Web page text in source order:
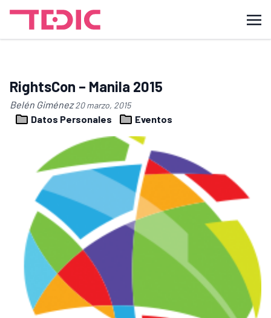
RightsCon – Manila 2015
Belén Giménez20 marzo, 2015
Datos Personales Eventos